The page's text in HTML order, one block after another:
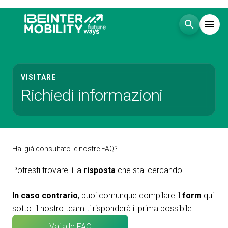
search menu
Menù arrow_right
Visita
Esponi arrow_right
Eventi arrow_right
VISITARE
Richiedi informazioni
Hai già consultato le nostre FAQ?
Potresti trovare lì la risposta che stai cercando!
In caso contrario, puoi comunque compilare il form qui
sotto: il nostro team ti risponderà il prima possibile.